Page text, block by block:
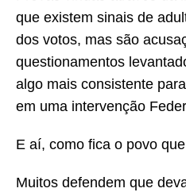
que existem sinais de
dos votos, mas são
questionamentos
algo mais consistente
em uma intervenção
E aí, como fica o povo
Muitos defendem que